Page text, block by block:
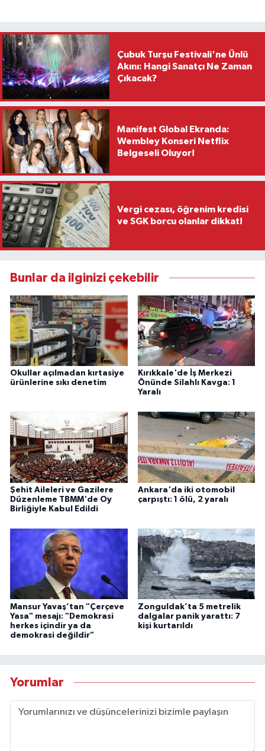
Çubuk Turşu Festivali'ne Ünlü
Akını: Hangi Sanatçı Ne Zaman
Çıkacak?
Manifest Global Ekranda:
Wembley Konseri Netflix
Belgeseli Oluyor!
Vergi cezası, öğrenim kredisi
ve SGK borcu olanlar dikkat!
Bunlar da ilginizi çekebilir
Okullar açılmadan kırtasiye
ürünlerine sıkı denetim
Kırıkkale'de İş Merkezi
Önünde Silahlı Kavga: 1
Yaralı
Şehit Aileleri ve Gazilere
Düzenleme TBMM'de Oy
Birliğiyle Kabul Edildi
Ankara'da iki otomobil
çarpıştı: 1 ölü, 2 yaralı
Mansur Yavaş’tan "Çerçeve
Yasa" mesajı: "Demokrasi
herkes içindir ya da
demokrasi değildir"
Zonguldak’ta 5 metrelik
dalgalar panik yarattı: 7
kişi kurtarıldı
Yorumlar